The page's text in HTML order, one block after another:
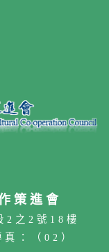
策進會
2之2號18樓
：（02）